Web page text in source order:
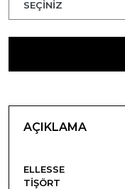
AÇIKLAMA
ELLESSE
TIŞÖRT